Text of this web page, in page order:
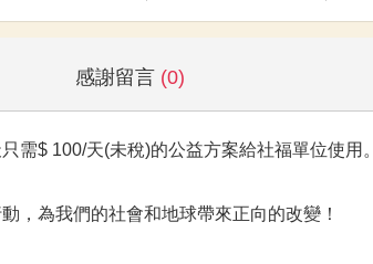
感謝留言 (0)
需$ 100/天(未稅)的公益方案給社福單位使用。
，為我們的社會和地球帶來正向的改變！